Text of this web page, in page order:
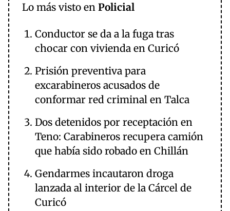
Lo más visto en Policial
Conductor se da a la fuga tras
chocar con vivienda en Curicó
Prisión preventiva para
excarabineros acusados de
conformar red criminal en Talca
Dos detenidos por receptación en
Teno: Carabineros recupera camión
que había sido robado en Chillán
Gendarmes incautaron droga
lanzada al interior de la Cárcel de
Curicó